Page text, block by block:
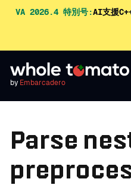
VA 2026.4 特別号:AI支援
by Embarcadero
Parse